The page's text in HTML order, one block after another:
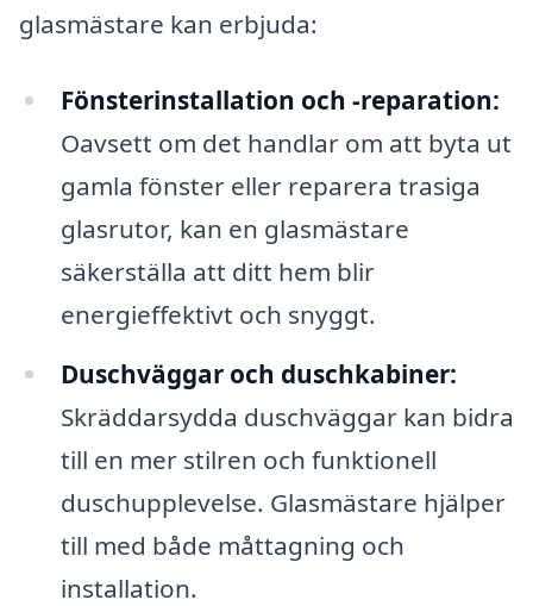
glasmästare kan erbjuda:
Fönsterinstallation och -reparation:
Oavsett om det handlar om att byta ut
gamla fönster eller reparera trasiga
glasrutor, kan en glasmästare
säkerställa att ditt hem blir
energieffektivt och snyggt.
Duschväggar och duschkabiner:
Skräddarsydda duschväggar kan bidra
till en mer stilren och funktionell
duschupplevelse. Glasmästare hjälper
till med både måttagning och
installation.